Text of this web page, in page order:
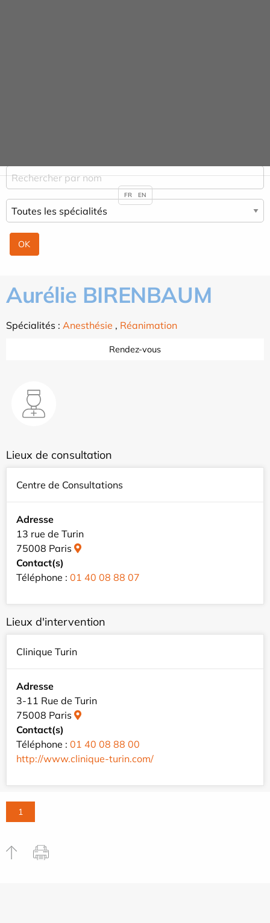
Aurélie BIRENBAUM
Spécialités : Anesthésie , Réanimation
Rendez-vous
Lieux de consultation
Centre de Consultations
Adresse
13 rue de Turin
75008 Paris
Contact(s)
Téléphone : 01 40 08 88 07
Lieux d'intervention
Clinique Turin
Adresse
3-11 Rue de Turin
75008 Paris
Contact(s)
Téléphone : 01 40 08 88 00
http://www.clinique-turin.com/
1
FR EN